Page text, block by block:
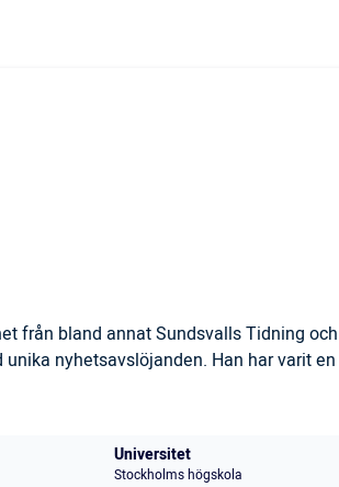
från bland annat Sundsvalls Tidning
nyhetsavslöjanden. Han har varit
Universitet
Stockholms högskola